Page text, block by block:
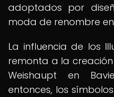
adoptados por
moda de renombre
La influencia de los
remonta a la
Weishaupt en
entonces, los